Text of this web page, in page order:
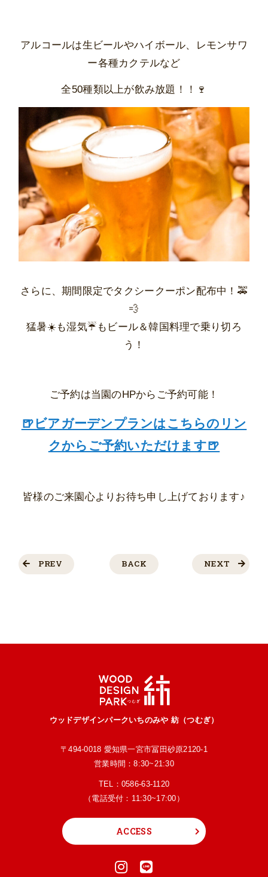
アルコールは生ビールやハイボール、レモンサワ
ー各種カクテルなど
全50種類以上が飲み放題！！🍷
さらに、期間限定でタクシークーポン配布中！🚕
💨
猛暑☀️も湿気☔️もビール＆韓国料理で乗り切ろ
う！
ご予約は当園のHPからご予約可能！
🍺ビアガーデンプランはこちらのリン
クからご予約いただけます🍺
皆様のご来園心よりお待ち申し上げております♪
NEXT
BACK
PREV
ウッドデザインパークいちのみや 紡（つむぎ）
〒494-0018 愛知県一宮市冨田砂原2120-1
営業時間：8:30~21:30
TEL： 0586-63-1120
（電話受付：11:30~17:00）
ACCESS